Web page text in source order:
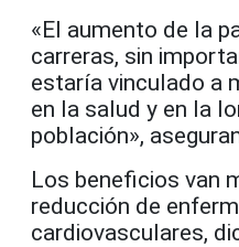
«El aumento de la
carreras, sin
estaría vinculado a
en la salud y en la
población»,
Los beneficios van
reducción de
cardiovasculares,